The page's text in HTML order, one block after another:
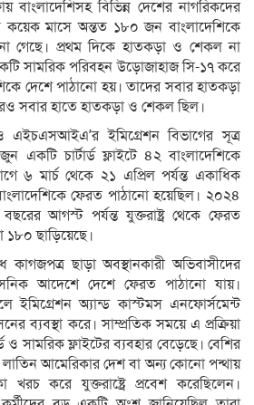
বাংলাদেশিসহ বিভিন্ন দেশের নাগরিকদের
কয়েক মাসে অন্তত ১৮০ জন বাংলাদেশিকে
গেছে। প্রথম দিকে হাতকড়া ও শেকল না
সামরিক পরিবহন উড়োজাহাজ সি-১৭ করে
দেশে পাঠানো হয়। তাদের সবার হাতকড়া
সবার হাতে হাতকড়া ও শেকল ছিল।
এইচএসআইএ’র ইমিগ্রেশন বিভাগের সূত্র
চার্টার্ড ফ্লাইটে ৪২ বাংলাদেশিকে
৬ মার্চ থেকে ২১ এপ্রিল পর্যন্ত একাধিক
ফেরত পাঠানো হয়েছিল। ২০২৪
আগস্ট পর্যন্ত যুক্তরাষ্ট্র থেকে ফেরত
১৮০ ছাড়িয়েছে।
ছাড়া অবস্থানকারী অভিবাসীদের
আদেশে দেশে ফেরত পাঠানো যায়।
ইমিগ্রেশন অ্যান্ড কাস্টমস এনফোর্সমেন্ট
ব্যবস্থা করে। সাম্প্রতিক সময়ে এ প্রক্রিয়া
ও সামরিক ফ্লাইটের ব্যবহার বেড়েছে। বেশির
লাতিন আমেরিকার দেশ বা অন্য কোনো পন্থায়
করে যুক্তরাষ্ট্রে প্রবেশ করেছিলেন।